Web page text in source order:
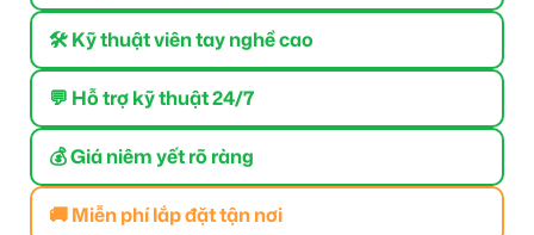
🛠 Kỹ thuật viên tay nghề cao
💬 Hỗ trợ kỹ thuật 24/7
💰 Giá niêm yết rõ ràng
🚚 Miễn phí lắp đặt tận nơi